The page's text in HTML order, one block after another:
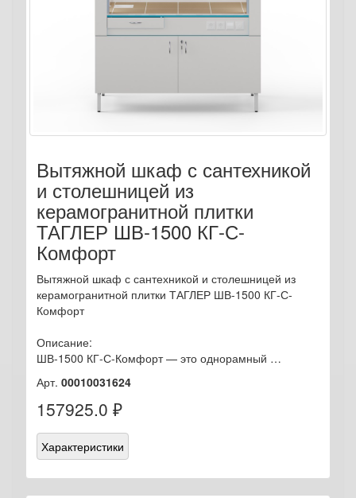
Вытяжной шкаф с сантехникой
и столешницей из
керамогранитной плитки
ТАГЛЕР ШВ-1500 КГ-С-
Комфорт
Вытяжной шкаф с сантехникой и столешницей из
керамогранитной плитки ТАГЛЕР ШВ-1500 КГ-С-
Комфорт
Описание:
ШВ-1500 КГ-С-Комфорт — это однорамный …
Арт. 00010031624
157925.0 ₽
Характеристики